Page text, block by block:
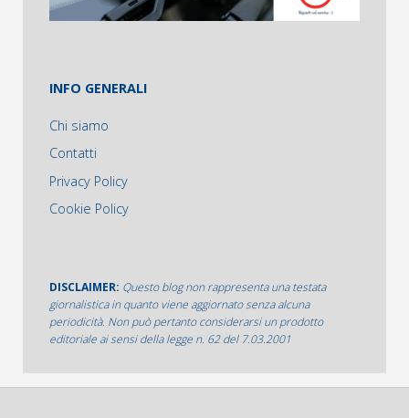
INFO GENERALI
Chi siamo
Contatti
Privacy Policy
Cookie Policy
DISCLAIMER: Questo blog non rappresenta una testata
giornalistica in quanto viene aggiornato senza alcuna
periodicità. Non può pertanto considerarsi un prodotto
editoriale ai sensi della legge n. 62 del 7.03.2001